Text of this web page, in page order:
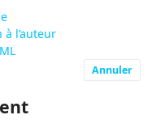
l’auteur
Annuler